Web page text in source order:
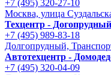
+7 (495) 320-27-10
Москва, улица
Техцентр - Догопрудный
+7 (495) 989-83-18
Долгопрудный,
Автотехцентр -
+7 (495) 320-04-09